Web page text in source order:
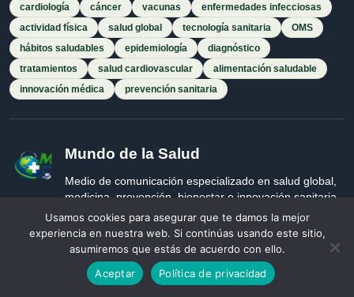
cardiología
cáncer vacunas
enfermedades infecciosas
actividad física
salud global tecnología sanitaria
OMS
hábitos saludables
epidemiología
diagnóstico
tratamientos
salud cardiovascular
alimentación saludable
innovación médica
prevención sanitaria
Mundo de la Salud
Medio de comunicación especializado en salud global,
medicina, prevención, bienestar e innovación sanitaria.
Red editorial
Usamos cookies para asegurar que te damos la mejor
experiencia en nuestra web. Si continúas usando este sitio,
asumiremos que estás de acuerdo con ello.
Aceptar
Política de privacidad